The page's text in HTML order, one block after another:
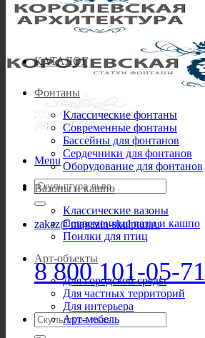
Menu
Искать:
zakaz@magazin-skulptur.ru
8 800 101-05-71
Искать:
КАТАЛОГ
Фонтаны
Классические фонтаны
Современные фонтаны
Бассейны для фонтанов
Сердечники для фонтанов
Оборудование для фонтанов
Вазоны и кашпо
Классические вазоны
Современные вазы и кашпо
Поилки для птиц
Арт-объекты
Для городской среды
Для частных территорий
Для интерьера
Арт-мебель